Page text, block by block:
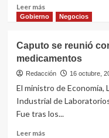
entre
Argentina
Leer másLeer
más
2025:
Foro
Latinoamericano
impulsa
autonomía
sanitaria
Gobierno Negocios
Caputo se reunió
medicamentos
Redacción 16 octubre,
El ministro de Economía,
Industrial de
Fue tras los...
Leer másLeer